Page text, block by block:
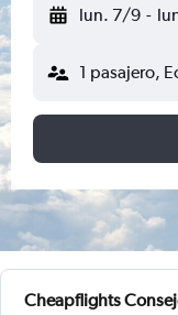
lun. 7/9 -
1 pasajero,
Cheapflights